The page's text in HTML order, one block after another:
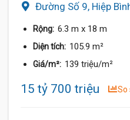
Đường Số 9, Hiệp
Rộng: 6.3 m x 18 m
Diện tích: 105.9 m²
Giá/m²: 139 triệu/m²
15 tỷ 700 triệu So